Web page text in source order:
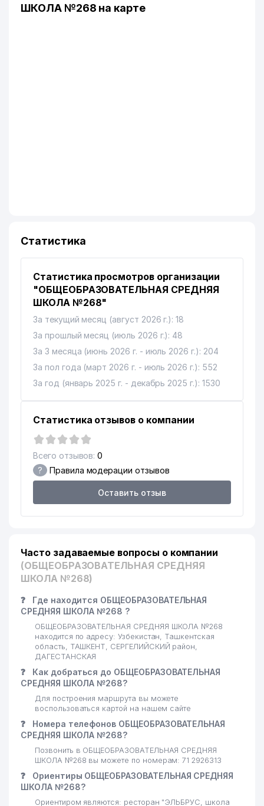
ШКОЛА №268 на карте
Статистика
Статистика просмотров организации
"ОБЩЕОБРАЗОВАТЕЛЬНАЯ СРЕДНЯЯ
ШКОЛА №268"
За текущий месяц (август 2026 г.): 18
За прошлый месяц (июль 2026 г.): 48
За 3 месяца (июнь 2026 г. - июль 2026 г.): 204
За пол года (март 2026 г. - июль 2026 г.): 552
За год (январь 2025 г. - декабрь 2025 г.): 1530
Статистика отзывов о компании
Всего отзывов: 0
? Правила модерации отзывов
Оставить отзыв
Часто задаваемые вопросы о компании
(ОБЩЕОБРАЗОВАТЕЛЬНАЯ СРЕДНЯЯ
ШКОЛА №268)
❓
Где находится ОБЩЕОБРАЗОВАТЕЛЬНАЯ
СРЕДНЯЯ ШКОЛА №268 ?
ОБЩЕОБРАЗОВАТЕЛЬНАЯ СРЕДНЯЯ ШКОЛА №268
находится по адресу: Узбекистан, Ташкентская
область, ТАШКЕНТ, СЕРГЕЛИЙСКИЙ район,
ДАГЕСТАНСКАЯ
❓
Как добраться до ОБЩЕОБРАЗОВАТЕЛЬНАЯ
СРЕДНЯЯ ШКОЛА №268?
Для построения маршрута вы можете
воспользоваться картой на нашем сайте
❓
Номера телефонов ОБЩЕОБРАЗОВАТЕЛЬНАЯ
СРЕДНЯЯ ШКОЛА №268?
Позвонить в ОБЩЕОБРАЗОВАТЕЛЬНАЯ СРЕДНЯЯ
ШКОЛА №268 вы можете по номерам: 71 2926313
❓
Ориентиры ОБЩЕОБРАЗОВАТЕЛЬНАЯ СРЕДНЯЯ
ШКОЛА №268?
Ориентиром являются: ресторан "ЭЛЬБРУС, школа